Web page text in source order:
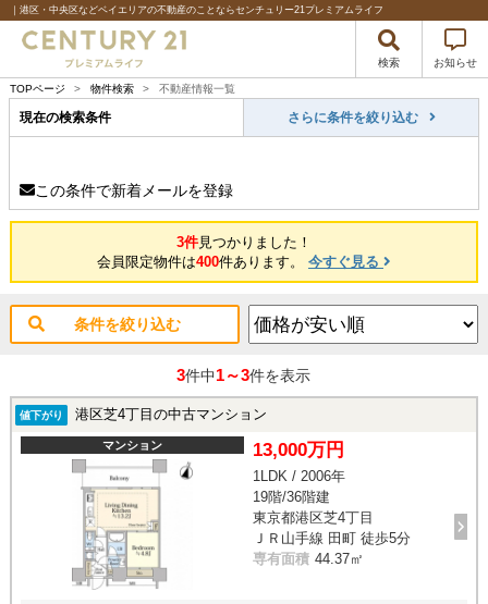
｜港区・中央区などベイエリアの不動産のことならセンチュリー21プレミアムライフ
検索 お知らせ
TOPページ > 物件検索 > 不動産情報一覧
現在の検索条件 さらに条件を絞り込む
この条件で新着メールを登録
3件見つかりました！
会員限定物件は400件あります。 今すぐ見る
条件を絞り込む
3件中1～3件を表示
値下がり 港区芝4丁目の中古マンション
マンション 13,000万円
1LDK / 2006年
19階/36階建
東京都港区芝4丁目
ＪＲ山手線 田町 徒歩5分
専有面積 44.37㎡